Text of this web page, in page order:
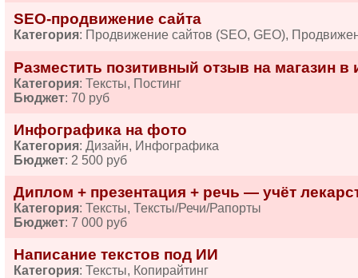
SEO-продвижение сайта
Категория: Продвижение сайтов (SEO, GEO),
Разместить позитивный отзыв на магазин в
Категория: Тексты, Постинг
Бюджет: 70 руб
Инфографика на фото
Категория: Дизайн, Инфографика
Бюджет: 2 500 руб
Диплом + презентация + речь — учёт
Категория: Тексты, Тексты/Речи/Рапорты
Бюджет: 7 000 руб
Написание текстов под ИИ
Категория: Тексты, Копирайтинг